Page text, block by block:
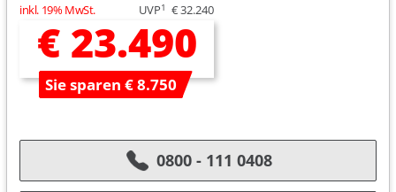
inkl. 19% MwSt. UVP1 € 32.240
€ 23.490
Sie sparen € 8.750
0800 - 111 0408